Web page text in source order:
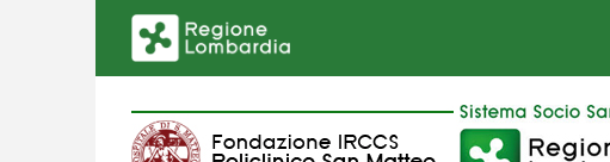
Salta al contenuto principale